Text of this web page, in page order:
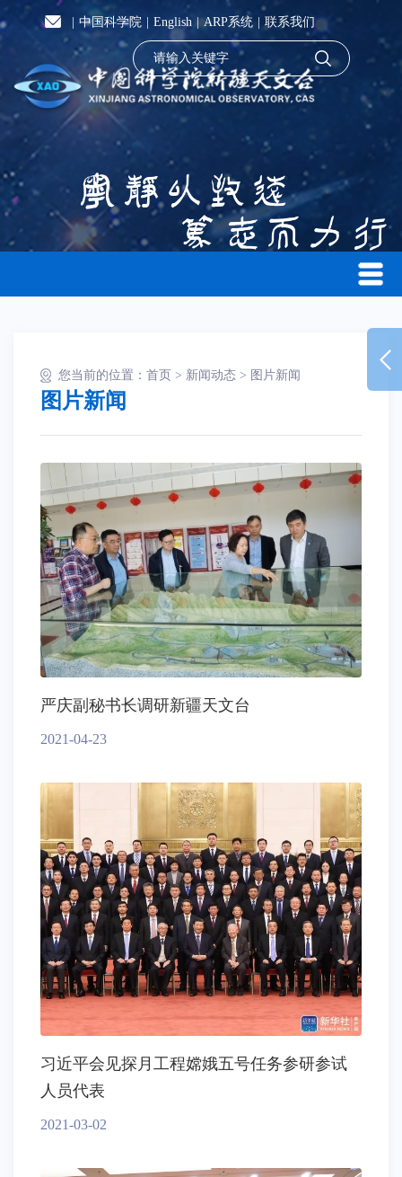
中国科学院 English |ARP系统 联系我们
您当前的位置： 首页 > 新闻动态 > 图片新闻
图片新闻
严庆副秘书长调研新疆天文台
2021-04-23
习近平会见探月工程嫦娥五号任务参研参试
人员代表
2021-03-02